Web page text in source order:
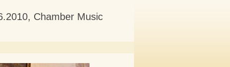
Chamber Music